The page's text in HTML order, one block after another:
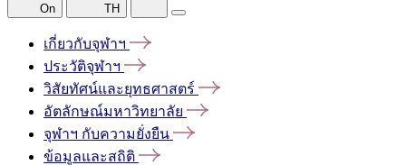
On TH
เกี่ยวกับจุฬาฯ
ประวัติจุฬาฯ
วิสัยทัศน์และยุทธศาสตร์
อัตลักษณ์มหาวิทยาลัย
จุฬาฯ กับความยั่งยืน
ข้อมูลและสถิติ